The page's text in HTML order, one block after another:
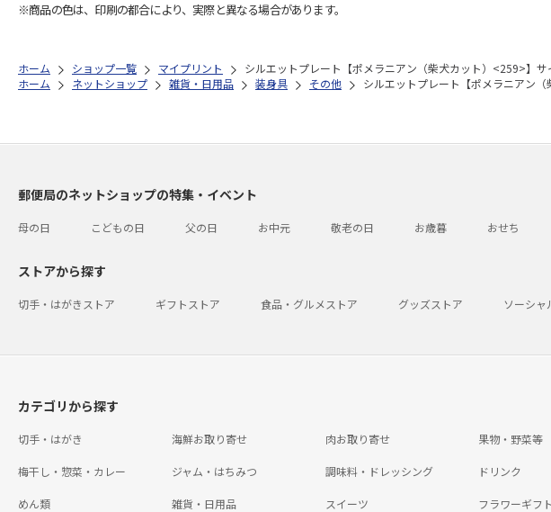
※商品の色は、印刷の都合により、実際と異なる場合があります。
ホーム ショップ一覧 マイプリント
シルエットプレート【ポメラニアン（柴犬カット）<259>】
ホーム
ネットショップ 雑貨・日用品 装身具 その他 シルエットプレート【ポメラニアン
郵便局のネットショップの特集・イベント
母の日 こどもの日 父の日 お中元 敬老の日 お歳暮 おせち
ストアから探す
切手・はがきストア ギフトストア 食品・グルメストア グッズストア ソーシャ
カテゴリから探す
切手・はがき 海鮮お取り寄せ 肉お取り寄せ 果物・野菜等
梅干し・惣菜・カレー ジャム・はちみつ 調味料・ドレッシング ドリンク
めん類 雑貨・日用品 スイーツ フラワーギフト